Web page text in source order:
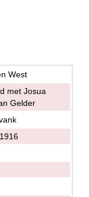
West
met Josua
Gelder